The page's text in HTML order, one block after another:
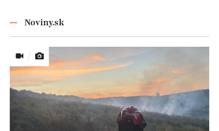
hrávajú v posteli!
Noviny.sk